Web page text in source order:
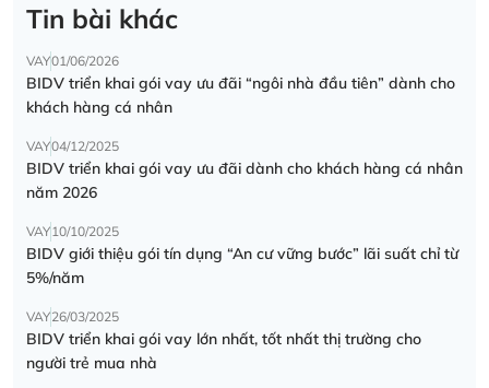
Tin bài khác
VAY01/06/2026
BIDV triển khai gói vay ưu đãi “ngôi nhà đầu tiên” dành cho
khách hàng cá nhân
VAY04/12/2025
BIDV triển khai gói vay ưu đãi dành cho khách hàng cá nhân
năm 2026
VAY10/10/2025
BIDV giới thiệu gói tín dụng “An cư vững bước” lãi suất chỉ từ
5%/năm
VAY26/03/2025
BIDV triển khai gói vay lớn nhất, tốt nhất thị trường cho
người trẻ mua nhà